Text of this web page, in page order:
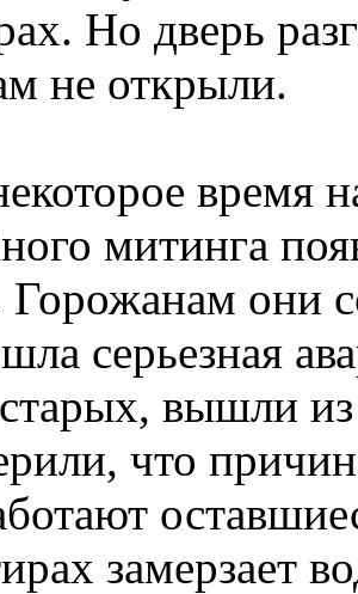
Но дверь
не открыли.
время
митинга
Горожанам
серьезная
вышли
что
замерзает